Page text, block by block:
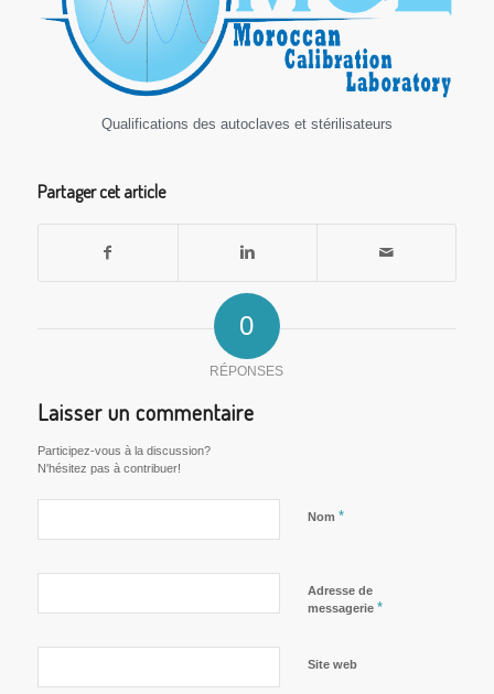
Qualifications des autoclaves et stérilisateurs
Partager cet article
0
RÉPONSES
Laisser un commentaire
Participez-vous à la discussion?
N'hésitez pas à contribuer!
Nom *
Adresse de
messagerie *
Site web